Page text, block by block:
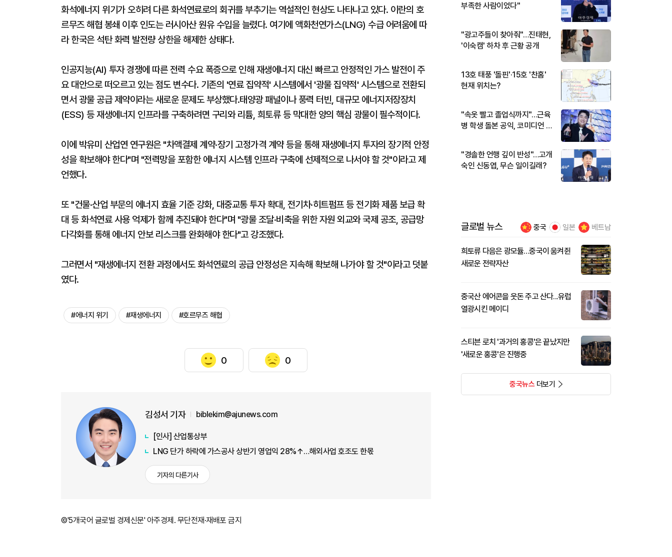
화석에너지 위기가 오히려 다른 화석연료로의 회귀를 부추기는 역설적인 현상도 나타나고 있다. 이란의 호
르무즈 해협 봉쇄 이후 인도는 러시아산 원유 수입을 늘렸다. 여기에 액화천연가스(LNG) 수급 어려움에 따
라 한국은 석탄 화력 발전량 상한을 해제한 상태다.
인공지능(AI) 투자 경쟁에 따른 전력 수요 폭증으로 인해 재생에너지 대신 빠르고 안정적인 가스 발전이 주
요 대안으로 떠오르고 있는 점도 변수다. 기존의 '연료 집약적' 시스템에서 '광물 집약적' 시스템으로 전환되
면서 광물 공급 제약이라는 새로운 문제도 부상했다.태양광 패널이나 풍력 터빈, 대규모 에너지저장장치
(ESS) 등 재생에너지 인프라를 구축하려면 구리와 리튬, 희토류 등 막대한 양의 핵심 광물이 필수적이다.
이에 박유미 산업연 연구원은 "차액결제 계약·장기 고정가격 계약 등을 통해 재생에너지 투자의 장기적 안정
성을 확보해야 한다"며 "전력망을 포함한 에너지 시스템 인프라 구축에 선제적으로 나서야 할 것"이라고 제
언했다.
또 "건물·산업 부문의 에너지 효율 기준 강화, 대중교통 투자 확대, 전기차·히트펌프 등 전기화 제품 보급 확
대 등 화석연료 사용 억제가 함께 추진돼야 한다"며 "광물 조달·비축을 위한 자원 외교와 국제 공조, 공급망
다각화를 통해 에너지 안보 리스크를 완화해야 한다"고 강조했다.
그러면서 "재생에너지 전환 과정에서도 화석연료의 공급 안정성은 지속해 확보해 나가야 할 것"이라고 덧붙
였다.
#에너지 위기 #재생에너지 #호르무즈 해협
0 0
김성서 기자 biblekim@ajunews.com
[인사] 산업통상부
LNG 단가 하락에 가스공사 상반기 영업익 28%↑…해외사업 호조도 한몫
기자의 다른기사
©'5개국어 글로벌 경제신문' 아주경제. 무단전재·재배포 금지
부족한 사람이었다"
"광고주들이 찾아줘"…진태현,
'이숙캠' 하차 후 근황 공개
13호 태풍 '돌핀'·15호 '찬홈'
현재 위치는?
"속옷 빨고 졸업식까지"…근육
병 학생 돌본 공익, 코미디언 김
"경솔한 언행 깊이 반성"…고개
숙인 신동엽, 무슨 일이길래?
글로벌 뉴스 중국 일본 베트남
희토류 다음은 광모듈…중국이 움켜쥔
새로운 전략자산
중국산 에어콘을 웃돈 주고 산다...유럽
열광시킨 메이디
스티븐 로치 '과거의 홍콩'은 끝났지만
'새로운 홍콩'은 진행중
중국뉴스더보기